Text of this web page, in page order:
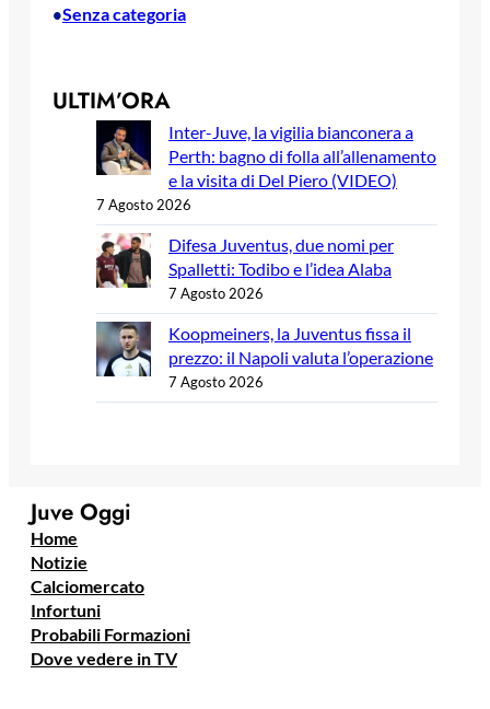
•Senza categoria
ULTIM’ORA
Inter-Juve, la vigilia bianconera a
Perth: bagno di folla all’allenamento
e la visita di Del Piero (VIDEO)
7 Agosto 2026
Difesa Juventus, due nomi per
Spalletti: Todibo e l’idea Alaba
7 Agosto 2026
Koopmeiners, la Juventus fissa il
prezzo: il Napoli valuta l’operazione
7 Agosto 2026
Juve Oggi
Home
Notizie
Calciomercato
Infortuni
Probabili Formazioni
Dove vedere in TV